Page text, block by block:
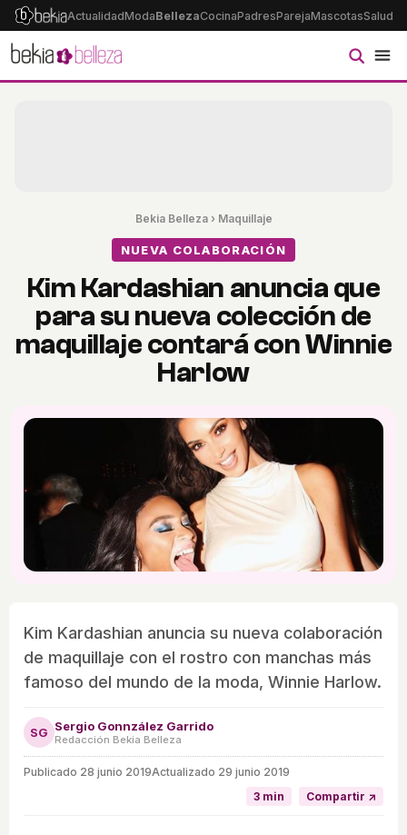
ActualidadModaBellezaCocinaPadresParejaMascotasSalud
Bekia Belleza› Maquillaje
NUEVA COLABORACIÓN
Kim Kardashian anuncia que
para su nueva colección de
maquillaje contará con Winnie
Harlow
Kim Kardashian anuncia su nueva colaboración
de maquillaje con el rostro con manchas más
famoso del mundo de la moda, Winnie Harlow.
SG Sergio Gonnzález Garrido
Redacción Bekia Belleza
Publicado 28 junio 2019Actualizado 29 junio 2019
3 min
Compartir ↗